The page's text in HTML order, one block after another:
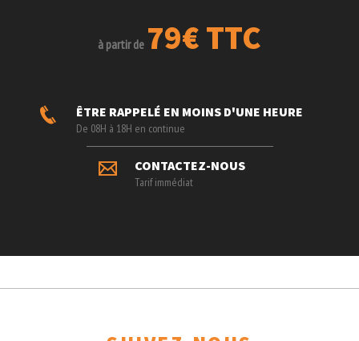
à partir de 79€ TTC
ÊTRE RAPPELÉ EN MOINS D'UNE HEURE
De 08H à 18H en continue
CONTACTEZ-NOUS
Tarif immédiat